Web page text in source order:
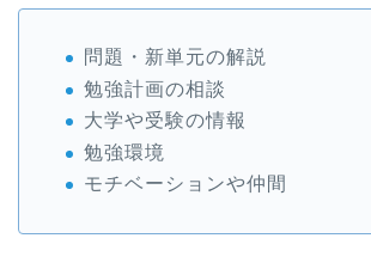
問題・新単元の解説
勉強計画の相談
大学や受験の情報
勉強環境
モチベーションや仲間